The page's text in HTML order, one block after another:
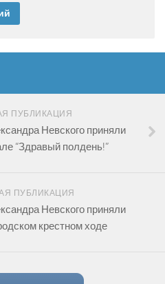
ПУБЛИКАЦИЯ
Невского приняли
“Здравый полдень!”
ПУБЛИКАЦИЯ
Невского приняли
крестном ходе